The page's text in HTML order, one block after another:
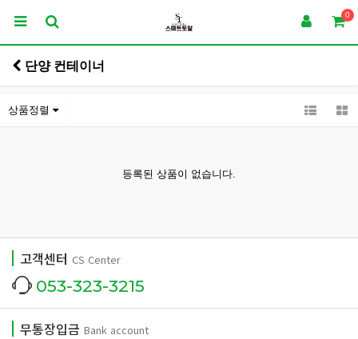
0
단양 컨테이너
상품정렬
등록된 상품이 없습니다.
고객센터 CS Center
053-323-3215
무통장입금 Bank account